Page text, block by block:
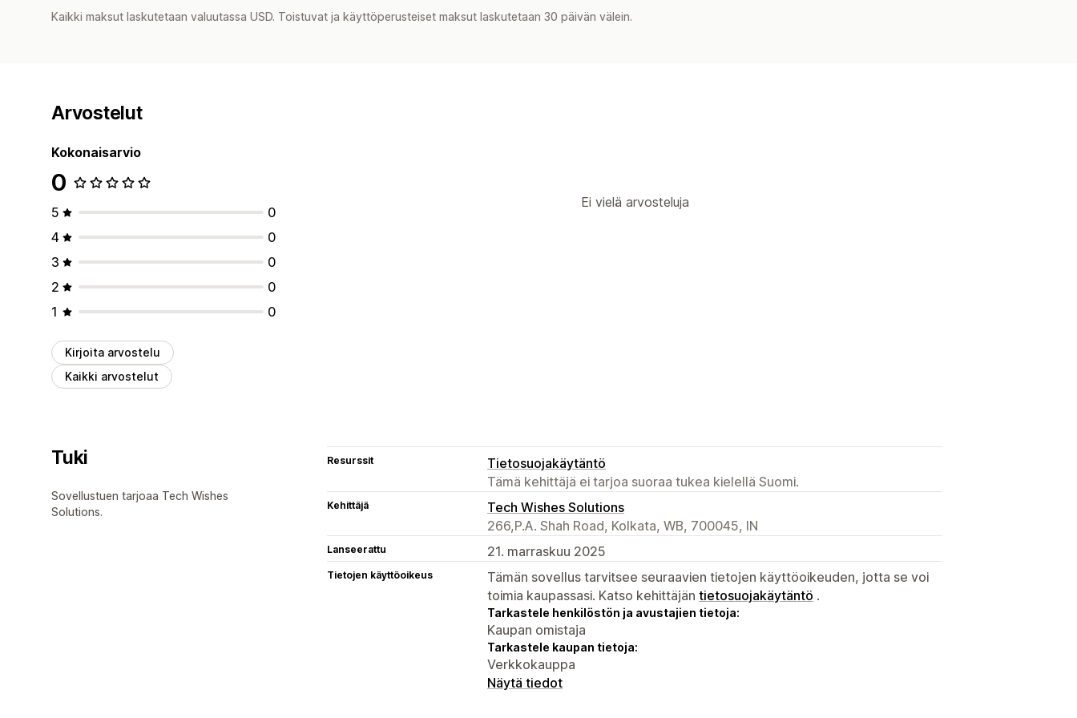
Kaikki maksut laskutetaan valuutassa USD. Toistuvat ja käyttöperusteiset maksut laskutetaan 30 päivän välein.
Arvostelut
Kokonaisarvio
0
5
0
4
0
3
0
2
0
1
0
Kirjoita arvostelu
Kaikki arvostelut
Ei vielä arvosteluja
Tuki
Sovellustuen tarjoaa Tech Wishes
Solutions.
Resurssit
Tietosuojakäytäntö
Tämä kehittäjä ei tarjoa suoraa tukea kielellä Suomi.
Kehittäjä
Tech Wishes Solutions
266,P.A. Shah Road, Kolkata, WB, 700045, IN
Lanseerattu 21. marraskuu 2025
Tietojen käyttöoikeus
Tämän sovellus tarvitsee seuraavien tietojen käyttöoikeuden, jotta se voi
toimia kaupassasi. Katso kehittäjän tietosuojakäytäntö .
Tarkastele henkilöstön ja avustajien tietoja:
Kaupan omistaja
Tarkastele kaupan tietoja:
Verkkokauppa
Näytä tiedot